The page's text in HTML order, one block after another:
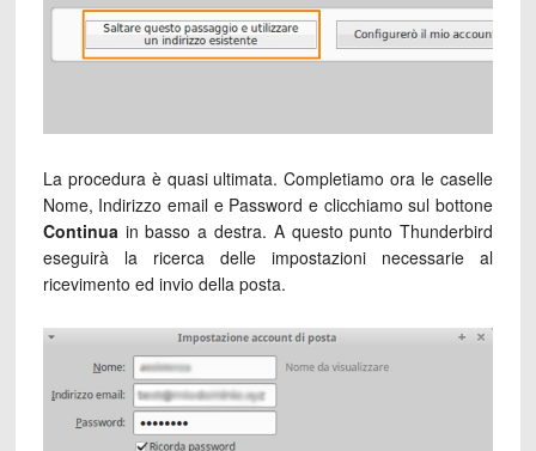
La procedura è quasi ultimata. Completiamo ora le caselle
Nome, Indirizzo email e Password e clicchiamo sul bottone
Continua in basso a destra. A questo punto Thunderbird
eseguirà la ricerca delle impostazioni necessarie al
ricevimento ed invio della posta.